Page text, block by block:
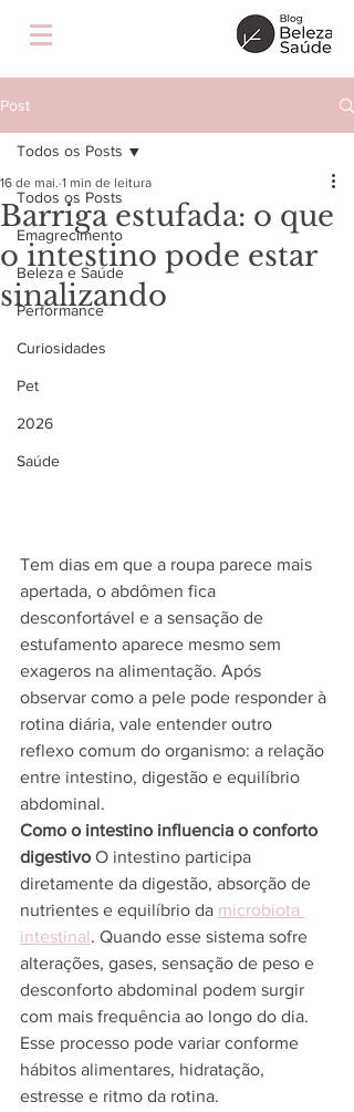
Post
Todos os Posts
Emagrecimento
Beleza e Saúde
Performance
Curiosidades
Pet
2026
Saúde
Todos os Posts
Barriga estufada: o que
o intestino pode estar
sinalizando
16 de mai. 1 min de leitura
Tem dias em que a roupa parece mais
apertada, o abdômen fica
desconfortável e a sensação de
estufamento aparece mesmo sem
exageros na alimentação. Após
observar como a pele pode responder à
rotina diária, vale entender outro
reflexo comum do organismo: a relação
entre intestino, digestão e equilíbrio
abdominal.
Como o intestino influencia o conforto
digestivo O intestino participa
diretamente da digestão, absorção de
nutrientes e equilíbrio da microbiota
intestinal. Quando esse sistema sofre
alterações, gases, sensação de peso e
desconforto abdominal podem surgir
com mais frequência ao longo do dia.
Esse processo pode variar conforme
hábitos alimentares, hidratação,
estresse e ritmo da rotina.